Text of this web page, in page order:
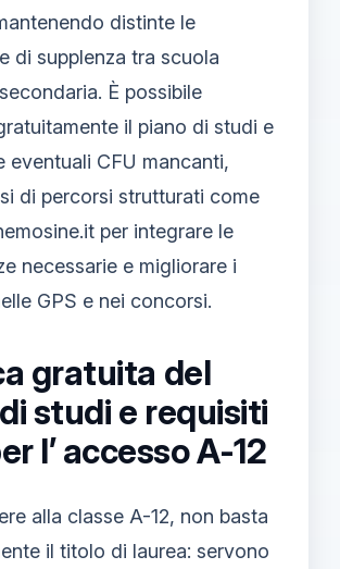
distinte le
di supplenza tra scuola
È possibile
il piano di studi e
eventuali CFU mancanti,
di percorsi strutturati come
per integrare le
necessarie e migliorare i
GPS e nei concorsi.
gratuita del
studi e requisiti
l’ accesso A-12
alla classe A-12, non basta
il titolo di laurea: servono